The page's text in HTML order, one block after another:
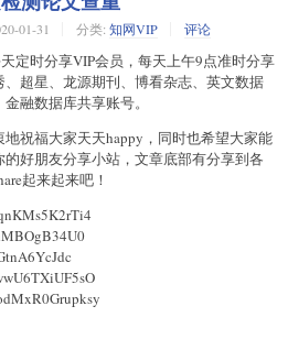
01-31 分类: 知网VIP 评论
定时分享VIP会员，每天上午9点准时分享
超星、龙源期刊、博看杂志、英文数据
融数据库共享账号。
祝福大家天天happy，同时也希望大家能
好朋友分享小站，文章底部有分享到各
起来起来吧！